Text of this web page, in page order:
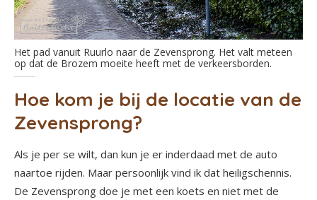
Het pad vanuit Ruurlo naar de Zevensprong. Het valt meteen
op dat de Brozem moeite heeft met de verkeersborden.
Hoe kom je bij de locatie van de
Zevensprong?
Als je per se wilt, dan kun je er inderdaad met de auto
naartoe rijden. Maar persoonlijk vind ik dat heiligschennis.
De Zevensprong doe je met een koets en niet met de